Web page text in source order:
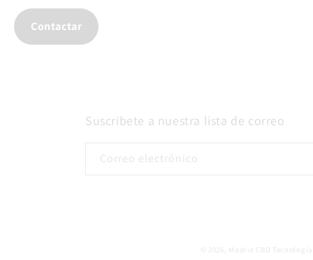
Contactar
Suscribete a nuestra lista de correo
Correo electrónico
© 2026, Madriz CBD